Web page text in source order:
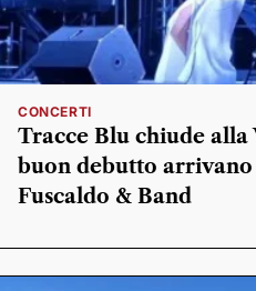
CONCERTI
Tracce Blu chiude alla
buon debutto
Fuscaldo & Band